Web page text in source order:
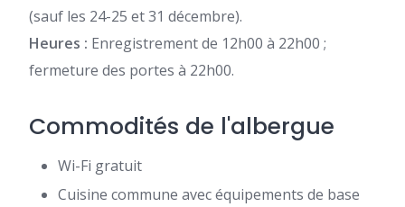
(sauf les 24-25 et 31 décembre).
Heures : Enregistrement de 12h00 à 22h00 ;
fermeture des portes à 22h00.
Commodités de l'albergue
Wi-Fi gratuit
Cuisine commune avec équipements de base